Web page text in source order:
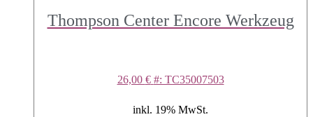
Thompson Center Encore Werkzeug
26,00 € #: TC35007503
inkl. 19% MwSt.